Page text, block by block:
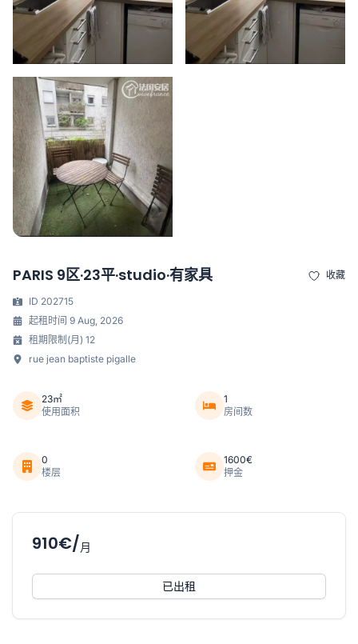
PARIS 9区·23平·studio·有家具 收藏
ID 202715
起租时间 9 Aug, 2026
租期限制(月) 12
rue jean baptiste pigalle
23㎡
使用面积
1
房间数
0
楼层
1600€
押金
910€/月
已出租